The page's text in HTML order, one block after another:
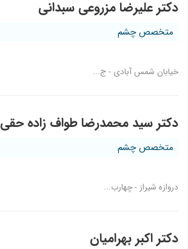
دکتر علیرضا مزروعی سبدانی
متخصص چشم
خیابان شمس آبادی - ج...
دکتر سید محمدرضا طواف زاده حقی
متخصص چشم
دروازه شیراز - چهارب...
دکتر اکبر بهرامیان